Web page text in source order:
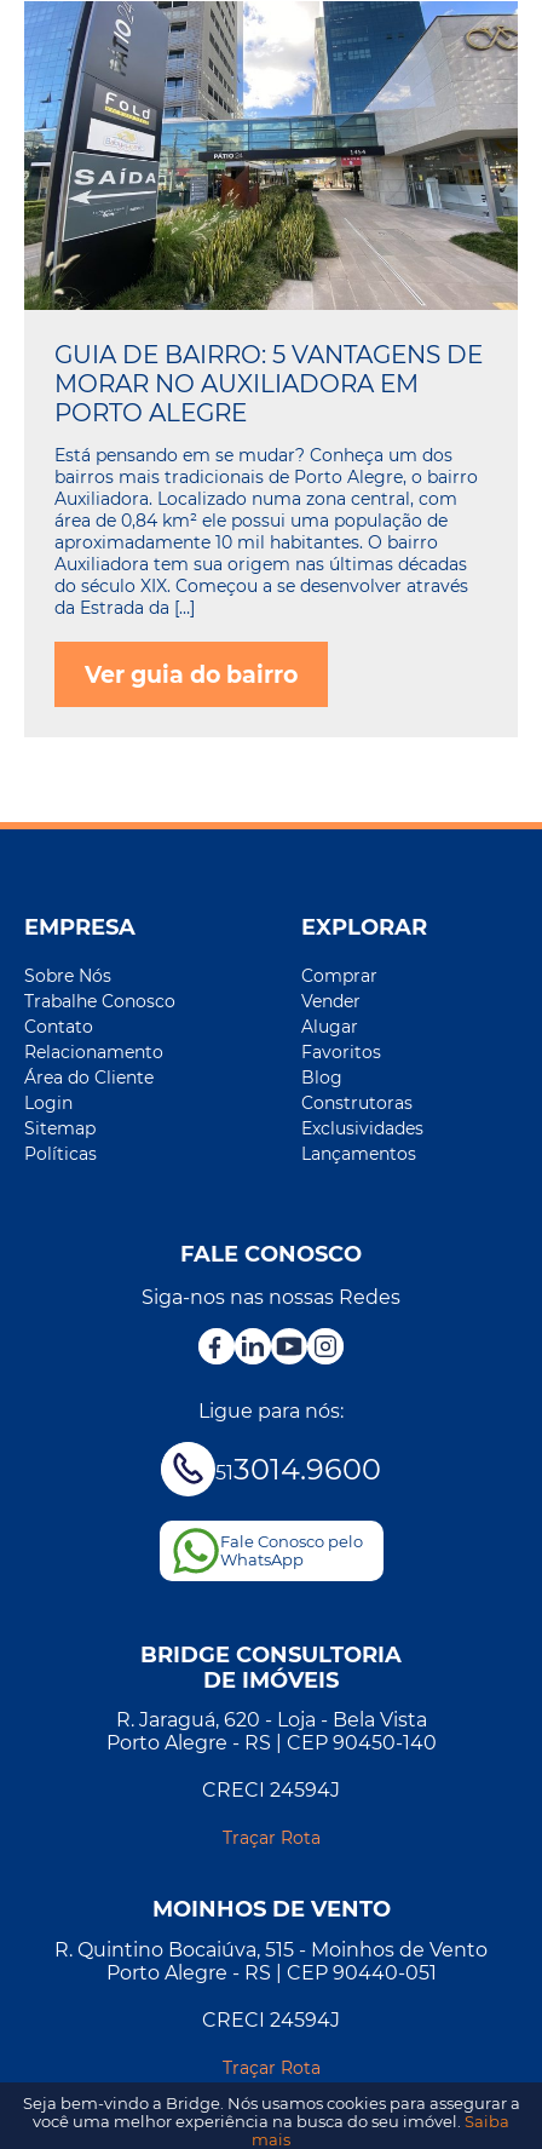
GUIA DE BAIRRO: 5 VANTAGENS DE
MORAR NO AUXILIADORA EM
PORTO ALEGRE
Está pensando em se mudar? Conheça um dos
bairros mais tradicionais de Porto Alegre, o bairro
Auxiliadora. Localizado numa zona central, com
área de 0,84 km² ele possui uma população de
aproximadamente 10 mil habitantes. O bairro
Auxiliadora tem sua origem nas últimas décadas
do século XIX. Começou a se desenvolver através
da Estrada da […]
Ver guia do bairro
EMPRESA
Sobre Nós
Trabalhe Conosco
Contato
Relacionamento
Área do Cliente
Login
Sitemap
Políticas
EXPLORAR
Comprar
Vender
Alugar
Favoritos
Blog
Construtoras
Exclusividades
Lançamentos
FALE CONOSCO
Siga-nos nas nossas Redes
Ligue para nós:
513014.9600
Fale Conosco pelo
WhatsApp
BRIDGE CONSULTORIA
DE IMÓVEIS
R. Jaraguá, 620 - Loja - Bela Vista
Porto Alegre - RS | CEP 90450-140
CRECI 24594J
Traçar Rota
MOINHOS DE VENTO
R. Quintino Bocaiúva, 515 - Moinhos de Vento
Porto Alegre - RS | CEP 90440-051
CRECI 24594J
Traçar Rota
Seja bem-vindo a Bridge. Nós usamos cookies para assegurar a
você uma melhor experiência na busca do seu imóvel. Saiba
mais